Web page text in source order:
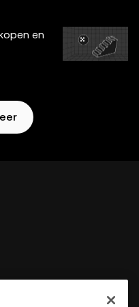
van het
en